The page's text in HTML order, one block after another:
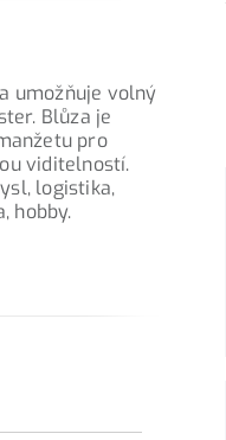
umožňuje volný
Blůza je
pro
viditelností.
logistika,
hobby.